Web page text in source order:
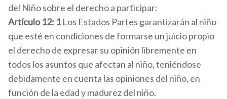
del Niño sobre el derecho a participar:
Artículo 12: 1Los Estados Partes garantizarán al niño
que esté en condiciones de formarse un juicio propio
el derecho de expresar su opinión libremente en
todos los asuntos que afectan al niño, teniéndose
debidamente en cuenta las opiniones del niño, en
función de la edad y madurez del niño.